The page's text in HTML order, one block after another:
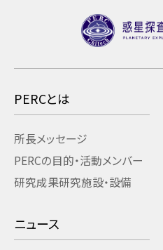
PERCとは
所長メッセージ
PERCの目的・活動メンバー
研究成果研究施設・設備
ニュース